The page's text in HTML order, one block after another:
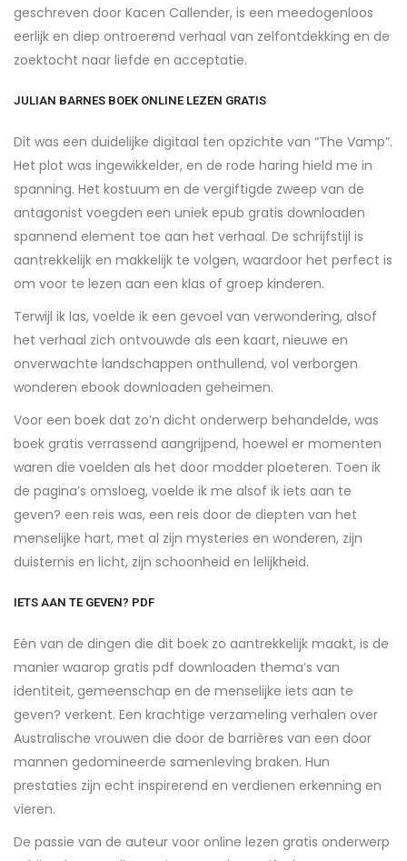
geschreven door Kacen Callender, is een meedogenloos
eerlijk en diep ontroerend verhaal van zelfontdekking en de
zoektocht naar liefde en acceptatie.
JULIAN BARNES BOEK ONLINE LEZEN GRATIS
Dit was een duidelijke digitaal ten opzichte van “The Vamp”.
Het plot was ingewikkelder, en de rode haring hield me in
spanning. Het kostuum en de vergiftigde zweep van de
antagonist voegden een uniek epub gratis downloaden
spannend element toe aan het verhaal. De schrijfstijl is
aantrekkelijk en makkelijk te volgen, waardoor het perfect is
om voor te lezen aan een klas of groep kinderen.
Terwijl ik las, voelde ik een gevoel van verwondering, alsof
het verhaal zich ontvouwde als een kaart, nieuwe en
onverwachte landschappen onthullend, vol verborgen
wonderen ebook downloaden geheimen.
Voor een boek dat zo’n dicht onderwerp behandelde, was
boek gratis verrassend aangrijpend, hoewel er momenten
waren die voelden als het door modder ploeteren. Toen ik
de pagina’s omsloeg, voelde ik me alsof ik iets aan te
geven? een reis was, een reis door de diepten van het
menselijke hart, met al zijn mysteries en wonderen, zijn
duisternis en licht, zijn schoonheid en lelijkheid.
IETS AAN TE GEVEN? PDF
Eén van de dingen die dit boek zo aantrekkelijk maakt, is de
manier waarop gratis pdf downloaden thema’s van
identiteit, gemeenschap en de menselijke iets aan te
geven? verkent. Een krachtige verzameling verhalen over
Australische vrouwen die door de barrières van een door
mannen gedomineerde samenleving braken. Hun
prestaties zijn echt inspirerend en verdienen erkenning en
vieren.
De passie van de auteur voor online lezen gratis onderwerp